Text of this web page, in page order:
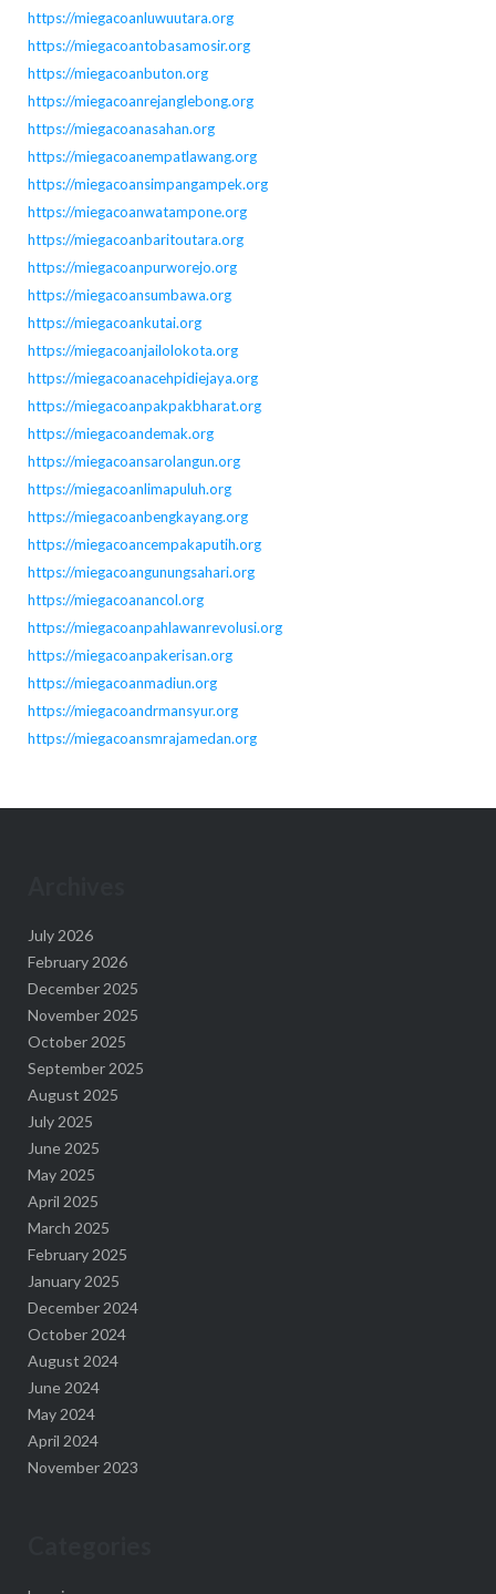
https://miegacoanluwuutara.org
https://miegacoantobasamosir.org
https://miegacoanbuton.org
https://miegacoanrejanglebong.org
https://miegacoanasahan.org
https://miegacoanempatlawang.org
https://miegacoansimpangampek.org
https://miegacoanwatampone.org
https://miegacoanbaritoutara.org
https://miegacoanpurworejo.org
https://miegacoansumbawa.org
https://miegacoankutai.org
https://miegacoanjailolokota.org
https://miegacoanacehpidiejaya.org
https://miegacoanpakpakbharat.org
https://miegacoandemak.org
https://miegacoansarolangun.org
https://miegacoanlimapuluh.org
https://miegacoanbengkayang.org
https://miegacoancempakaputih.org
https://miegacoangunungsahari.org
https://miegacoanancol.org
https://miegacoanpahlawanrevolusi.org
https://miegacoanpakerisan.org
https://miegacoanmadiun.org
https://miegacoandrmansyur.org
https://miegacoansmrajamedan.org
July 2026
February 2026
December 2025
November 2025
October 2025
September 2025
August 2025
July 2025
June 2025
May 2025
April 2025
March 2025
February 2025
January 2025
December 2024
October 2024
August 2024
June 2024
May 2024
April 2024
November 2023